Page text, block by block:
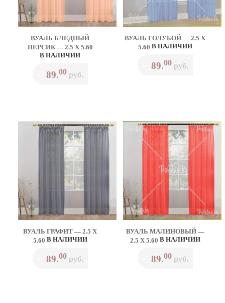
ВУАЛЬ БЛЕДНЫЙ
ПЕРСИК — 2.5 Х 5.60
В НАЛИЧИИ
89.00руб.
ВУАЛЬ ГОЛУБОЙ — 2.5 Х
5.60 В НАЛИЧИИ
89.00руб.
ВУАЛЬ ГРАФИТ — 2.5 Х
5.60 В НАЛИЧИИ
89.00руб.
ВУАЛЬ МАЛИНОВЫЙ —
2.5 Х 5.60 В НАЛИЧИИ
89.00руб.